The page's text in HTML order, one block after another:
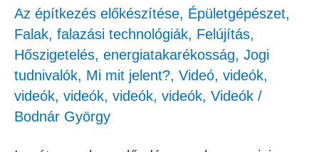
Az építkezés előkészítése, Épületgépészet,
Falak, falazási technológiák, Felújítás,
Hőszigetelés, energiatakarékosság, Jogi
tudnivalók, Mi mit jelent?, Videó, videók,
videók, videók, videók, videók, Videók /
Bodnár György